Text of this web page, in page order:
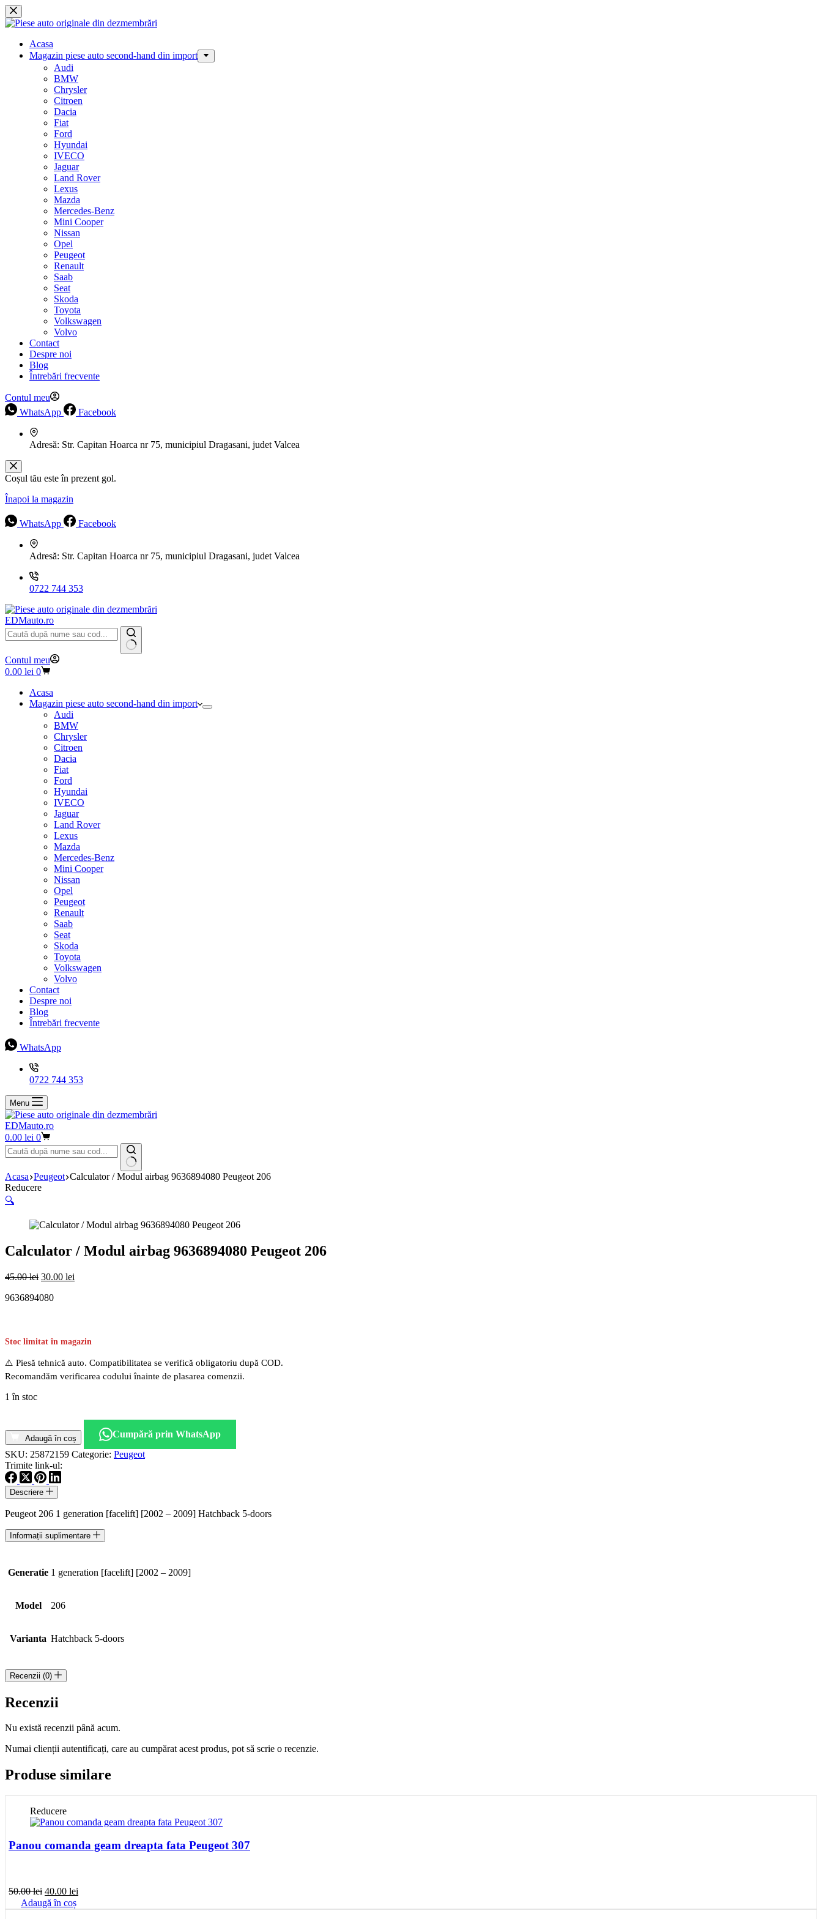
Sari
la
Acasa
Magazin piese auto second-hand din import
Audi
BMW
Chrysler
Citroen
Dacia
Fiat
Ford
Hyundai
IVECO
Jaguar
Land Rover
Lexus
Mazda
Mercedes-Benz
Mini Cooper
Nissan
Opel
Peugeot
Renault
Saab
Seat
Skoda
Toyota
Volkswagen
Volvo
Contact
Despre noi
Blog
Întrebări frecvente
Contul meu
WhatsApp
Facebook
Adresă: Str. Capitan Hoarca nr 75, municipiul Dragasani, judet Valcea
Coșul tău este în prezent gol.
Înapoi la magazin
WhatsApp Facebook
Adresă: Str. Capitan Hoarca nr 75, municipiul Dragasani, judet Valcea
0722 744 353
EDMauto.ro
Niciun
rezultat
Contul meu
Coș
cumpărături
0.00 lei 0
Acasa
Magazin piese auto second-hand din import
Audi
BMW
Chrysler
Citroen
Dacia
Fiat
Ford
Hyundai
IVECO
Jaguar
Land Rover
Lexus
Mazda
Mercedes-Benz
Mini Cooper
Nissan
Opel
Peugeot
Renault
Saab
Seat
Skoda
Toyota
Volkswagen
Volvo
Contact
Despre noi
Blog
Întrebări frecvente
WhatsApp
0722 744 353
Menu
EDMauto.ro
Coș
de
cumpărături
0.00 lei 0
Niciun
rezultat
Acasa Peugeot Calculator / Modul airbag 9636894080 Peugeot 206
Reducere
🔍
Calculator / Modul airbag 9636894080 Peugeot 206
45.00lei Prețul
a
30.00 lei
9636894080
Stoc limitat în magazin
⚠️ Piesă tehnică auto. Compatibilitatea se verifică obligatoriu după COD.
Recomandăm verificarea codului înainte de plasarea comenzii.
1 în stoc
Calculator
Modul
airbag
9636894080
Peugeot
206
Adaugă în coș
Cumpără prin WhatsApp
SKU: 25872159 Categorie: Peugeot
Trimite link-ul:
Descriere
Peugeot 206 1 generation [facelift] [2002 – 2009] Hatchback 5-doors
Informații suplimentare
Generatie 1 generation [facelift] [2002 – 2009]
Model 206
Varianta Hatchback 5-doors
Recenzii (0)
Recenzii
Nu există recenzii până acum.
Numai clienții autentificați, care au cumpărat acest produs, pot să scrie o recenzie.
Produse similare
Reducere
Panou comanda geam dreapta fata Peugeot 307
50.00lei Prețul
inițial
a
40.00 lei
este:
Adaugă în coș